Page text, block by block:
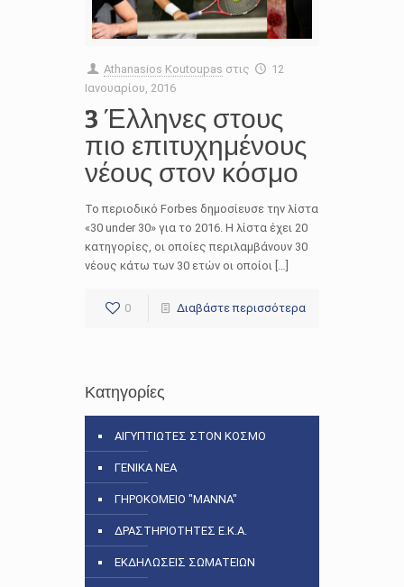
Athanasios Koutoupas στις
12
Ιανουαρίου, 2016
3 Έλληνες στους
πιο επιτυχημένους
νέους στον κόσμο
Το περιοδικό Forbes δημοσίευσε την λίστα
«30 under 30» για το 2016. Η λίστα έχει 20
κατηγορίες, οι οποίες περιλαμβάνουν 30
νέους κάτω των 30 ετών οι οποίοι […]
0 Διαβάστε περισσότερα
Κατηγορίες
ΑΙΓΥΠΤΙΩΤΕΣ ΣΤΟΝ ΚΟΣΜΟ
ΓΕΝΙΚΑ ΝΕΑ
ΓΗΡΟΚΟΜΕΙΟ "ΜΑΝΝΑ"
ΔΡΑΣΤΗΡΙΟΤΗΤΕΣ Ε.Κ.Α.
ΕΚΔΗΛΩΣΕΙΣ ΣΩΜΑΤΕΙΩΝ